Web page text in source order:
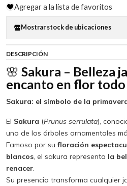
Agregar a la lista de favoritos
Mostrar stock de ubicaciones
DESCRIPCIÓN
🌸 Sakura – Belleza
encanto en flor todo
Sakura: el símbolo de la
El Sakura (Prunus serrulata),
uno de los árboles ornamentales
Famoso por su floración
blancos, el sakura representa la
renacer.
Su presencia transforma cualquier